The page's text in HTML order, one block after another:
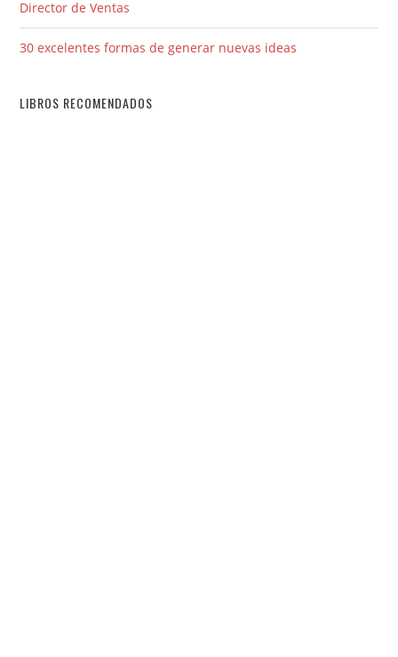
Director de Ventas
30 excelentes formas de generar nuevas ideas
LIBROS RECOMENDADOS